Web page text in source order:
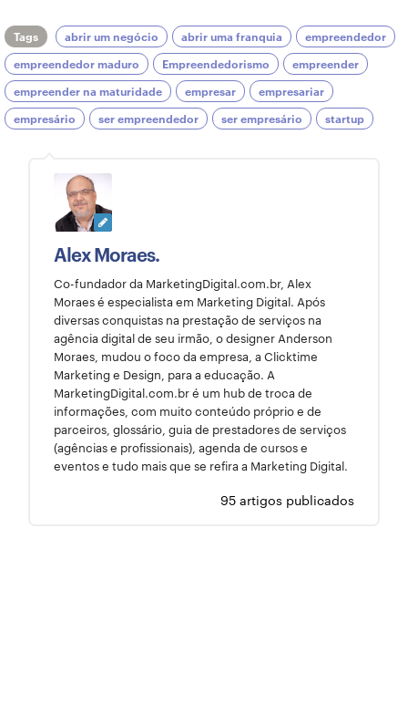
Tags abrir um negócio abrir uma franquia
empreendedor
empreendedor maduro
Empreendedorismo
empreender
empreender na maturidade
empresar
empresariar
empresário
ser empreendedor ser empresário startup
Alex Moraes.
Co-fundador da MarketingDigital.com.br, Alex
Moraes é especialista em Marketing Digital. Após
diversas conquistas na prestação de serviços na
agência digital de seu irmão, o designer Anderson
Moraes, mudou o foco da empresa, a Clicktime
Marketing e Design, para a educação. A
MarketingDigital.com.br é um hub de troca de
informações, com muito conteúdo próprio e de
parceiros, glossário, guia de prestadores de serviços
(agências e profissionais), agenda de cursos e
eventos e tudo mais que se refira a Marketing Digital.
95 artigos publicados